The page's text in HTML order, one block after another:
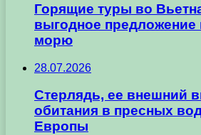
Горящие туры во
выгодное предложение
морю
28.07.2026
Стерлядь, ее внешний
обитания в пресных
Европы